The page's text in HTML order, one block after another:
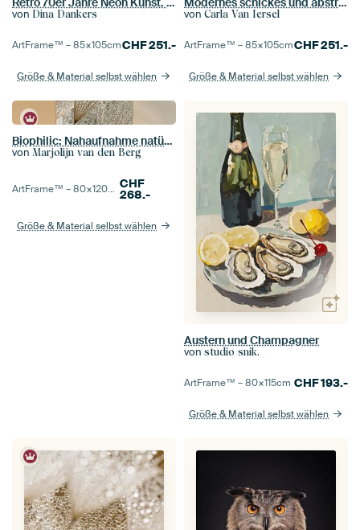
von Dina Dankers
ArtFrame™ –85×105cmCHF251.-
Größe & Material selbst wählen
von Carla Van Iersel
ArtFrame™ –85×105cmCHF251.-
Größe & Material selbst wählen
Biophilic: Nahaufnahme natürlicher Ruhe
von Marjolijn van den Berg
ArtFrame™ –80×120cmCHF
268.-
Größe & Material selbst wählen
Austern und Champagner
von studio snik.
ArtFrame™ –80×115cm CHF193.-
Größe & Material selbst wählen